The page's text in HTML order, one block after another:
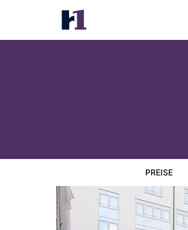
PREISE
Maritim Hotel München
Preise